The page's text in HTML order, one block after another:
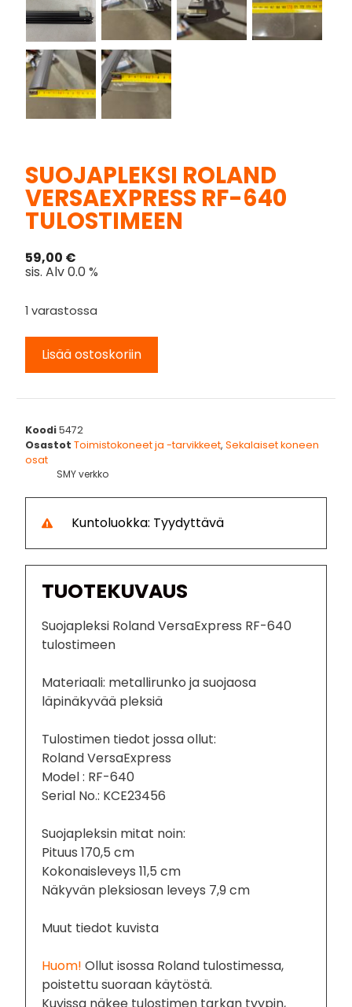
SUOJAPLEKSI ROLAND
VERSAEXPRESS RF-640
TULOSTIMEEN
59,00 €
sis. Alv 0.0 %
1 varastossa
Lisää ostoskoriin
Koodi5472
Osastot Toimistokoneet ja -tarvikkeet,Sekalaiset koneen
osat
SMY verkko
Kuntoluokka: Tyydyttävä
TUOTEKUVAUS
Suojapleksi Roland VersaExpress RF-640
tulostimeen
Materiaali: metallirunko ja suojaosa
läpinäkyvää pleksiä
Tulostimen tiedot jossa ollut:
Roland VersaExpress
Model : RF-640
Serial No.: KCE23456
Suojapleksin mitat noin:
Pituus 170,5 cm
Kokonaisleveys 11,5 cm
Näkyvän pleksiosan leveys 7,9 cm
Muut tiedot kuvista
Huom! Ollut isossa Roland tulostimessa,
poistettu suoraan käytöstä.
Kuvissa näkee tulostimen tarkan tyypin,